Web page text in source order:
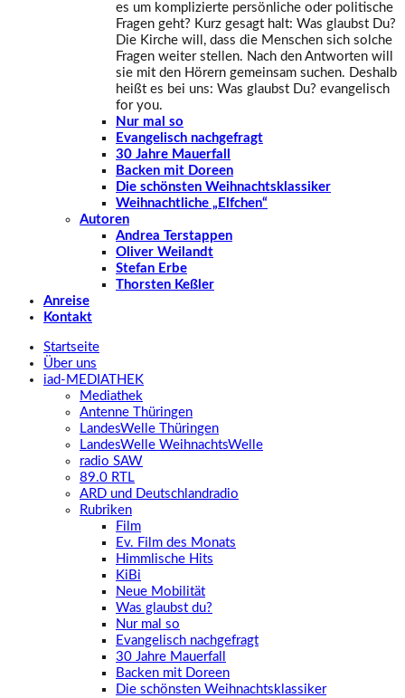
es um komplizierte persönliche oder politische
Fragen geht? Kurz gesagt halt: Was glaubst Du?
Die Kirche will, dass die Menschen sich solche
Fragen weiter stellen. Nach den Antworten will
sie mit den Hörern gemeinsam suchen. Deshalb
heißt es bei uns: Was glaubst Du? evangelisch
for you.
Nur mal so
Evangelisch nachgefragt
30 Jahre Mauerfall
Backen mit Doreen
Die schönsten Weihnachtsklassiker
Weihnachtliche „Elfchen“
Autoren
Andrea Terstappen
Oliver Weilandt
Stefan Erbe
Thorsten Keßler
Anreise
Kontakt
Startseite
Über uns
iad-MEDIATHEK
Mediathek
Antenne Thüringen
LandesWelle Thüringen
LandesWelle WeihnachtsWelle
radio SAW
89.0 RTL
ARD und Deutschlandradio
Rubriken
Film
Ev. Film des Monats
Himmlische Hits
KiBi
Neue Mobilität
Was glaubst du?
Nur mal so
Evangelisch nachgefragt
30 Jahre Mauerfall
Backen mit Doreen
Die schönsten Weihnachtsklassiker